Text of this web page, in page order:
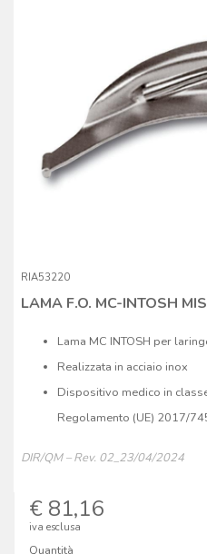
RIA53220
LAMA F.O. MC-INTOSH
Lama MC INTOSH per
Realizzata in acciaio inox
Dispositivo medico in
Regolamento (UE) 2017/
DIR/QM – Rev. 02_23/04/2024
€ 81,16
iva esclusa
Quantità